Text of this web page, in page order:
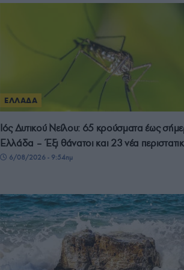
ΕΛΛΑΔΑ
Ιός Δυτικού Νείλου: 65 κρούσματα έως
Ελλάδα – Έξι θάνατοι και 23 νέα
6/08/2026 - 9:54πμ